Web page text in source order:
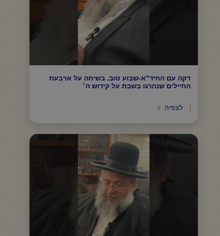
דקה עם החיד"א-שבוע טוב. בשיחה על ארבעת
החיילים שנהרגו בשבת על קידוש ה׳
לצפיה